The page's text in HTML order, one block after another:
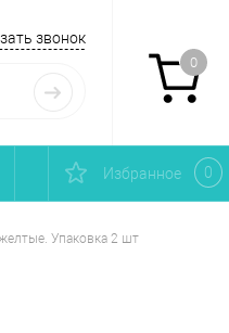
звонок
0
Избранное 0
Упаковка 2 шт